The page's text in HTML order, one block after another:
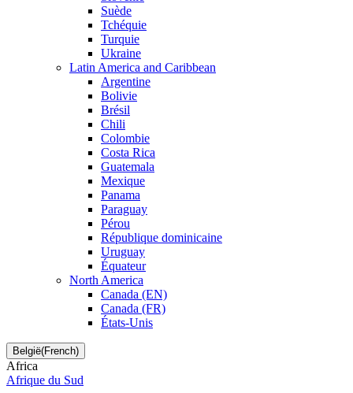
Suède
Tchéquie
Turquie
Ukraine
Latin America and Caribbean
Argentine
Bolivie
Brésil
Chili
Colombie
Costa Rica
Guatemala
Mexique
Panama
Paraguay
Pérou
République dominicaine
Uruguay
Équateur
North America
Canada (EN)
Canada (FR)
États-Unis
België(French)
Africa
Afrique du Sud